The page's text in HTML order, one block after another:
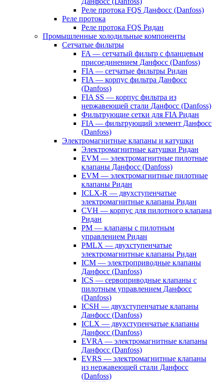
Реле протока FQS Данфосс (Danfoss)
Реле протока
Реле протока FQS Ридан
Промышленные холодильные компоненты
Сетчатые фильтры
FA — сетчатый фильтр с фланцевым
присоединением Данфосс (Danfoss)
FIA — сетчатые фильтры Ридан
FIA — корпус фильтра Данфосс
(Danfoss)
FIA SS — корпус фильтра из
нержавеющей стали Данфосс (Danfoss)
Фильтрующие сетки для FIA Ридан
FIA — фильтрующий элемент Данфосс
(Danfoss)
Электромагнитные клапаны и катушки
Электромагнитные катушки Ридан
EVM — электромагнитные пилотные
клапаны Данфосс (Danfoss)
EVM — электромагнитные пилотные
клапаны Ридан
ICLX-R — двухступенчатые
электромагнитные клапаны Ридан
CVH — корпус для пилотного клапана
Ридан
PM — клапаны с пилотным
управлением Ридан
PMLX — двухступенчатые
электромагнитные клапаны Ридан
ICM — электроприводные клапаны
Данфосс (Danfoss)
ICS — сервоприводные клапаны с
пилотным управлением Данфосс
(Danfoss)
ICSH — двухступенчатые клапаны
Данфосс (Danfoss)
ICLX — двухступенчатые клапаны
Данфосс (Danfoss)
EVRA — электромагнитные клапаны
Данфосс (Danfoss)
EVRS — электромагнитные клапаны
из нержавеющей стали Данфосс
(Danfoss)